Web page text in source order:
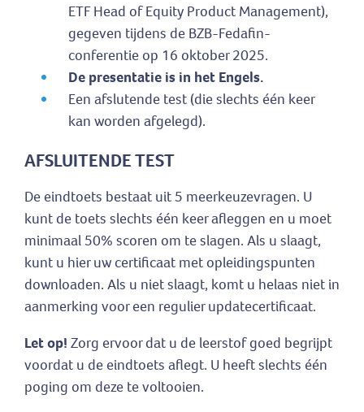
ETF Head of Equity Product Management),
gegeven tijdens de BZB-Fedafin-
conferentie op 16 oktober 2025.
De presentatie is in het Engels.
Een afslutende test (die slechts één keer
kan worden afgelegd).
AFSLUITENDE TEST
De eindtoets bestaat uit 5 meerkeuzevragen. U
kunt de toets slechts één keer afleggen en u moet
minimaal 50% scoren om te slagen. Als u slaagt,
kunt u hier uw certificaat met opleidingspunten
downloaden. Als u niet slaagt, komt u helaas niet in
aanmerking voor een regulier updatecertificaat.
Let op! Zorg ervoor dat u de leerstof goed begrijpt
voordat u de eindtoets aflegt. U heeft slechts één
poging om deze te voltooien.